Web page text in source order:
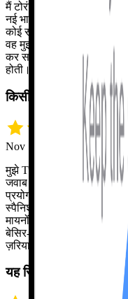
मैं टोरंटो से मॉन्ट्रियल आ
नई भाषा में धाराप्रवाह
कोई साथी न हो। Tutor Lily
वह मुझे सुधारती है तो मुझे बुरा
कर सकता हूँ, इसलिए असली
होती।
किसी इंसान से बेहतर, हर
Nov 12 · Jeff H.
मुझे Tutor Lily बहुत पसंद है।
जवाब देने की इसकी क्षमता
प्रयोग कर पाता हूँ और गलती
स्पैनिश दोनों एक साथ मिला
मायनों में यह इंसान से बेहतर है,
बेसिर-पैर की बकबक से इसे
ज़रिया!
यह सिर्फ़ रटाती नहीं, भाषा